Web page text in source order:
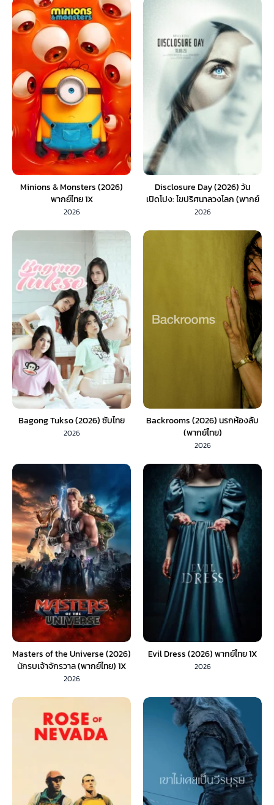
Minions & Monsters (2026)
พากย์ไทย 1X
2026
Disclosure Day (2026) วัน
เปิดโปง: ไขปริศนาลวงโลก (พากย์
ไทย)
2026
Bagong Tukso (2026) ซับไทย
2026
Backrooms (2026) นรกห้องลับ
(พากย์ไทย)
2026
Masters of the Universe (2026)
นักรบเจ้าจักรวาล (พากย์ไทย) 1X
2026
Evil Dress (2026) พากย์ไทย 1X
2026